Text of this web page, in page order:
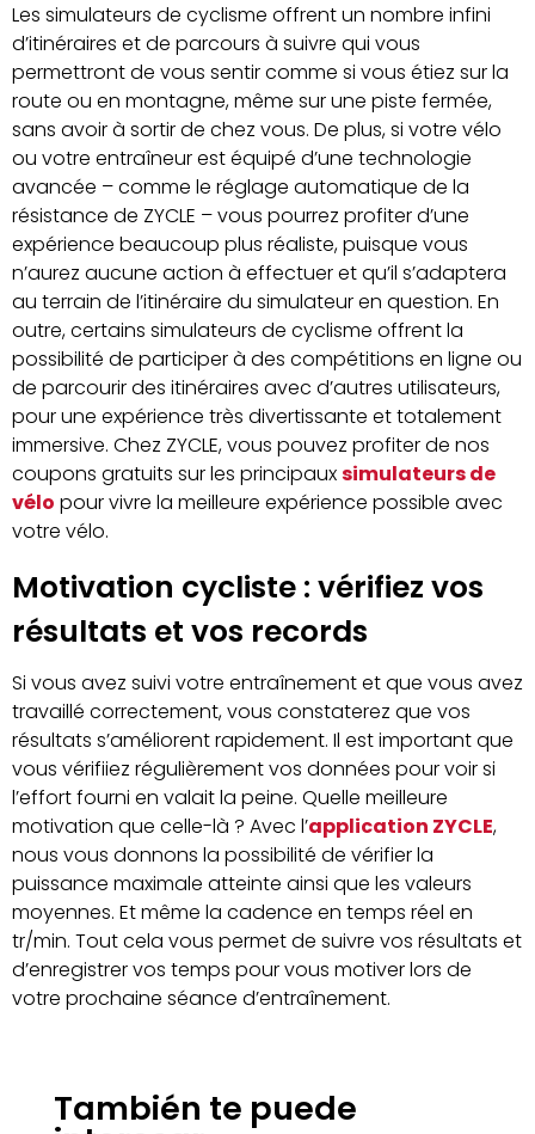
Les simulateurs de cyclisme offrent un nombre infini
d’itinéraires et de parcours à suivre qui vous
permettront de vous sentir comme si vous étiez sur la
route ou en montagne, même sur une piste fermée,
sans avoir à sortir de chez vous. De plus, si votre vélo
ou votre entraîneur est équipé d’une technologie
avancée – comme le réglage automatique de la
résistance de ZYCLE – vous pourrez profiter d’une
expérience beaucoup plus réaliste, puisque vous
n’aurez aucune action à effectuer et qu’il s’adaptera
au terrain de l’itinéraire du simulateur en question. En
outre, certains simulateurs de cyclisme offrent la
possibilité de participer à des compétitions en ligne ou
de parcourir des itinéraires avec d’autres utilisateurs,
pour une expérience très divertissante et totalement
immersive. Chez ZYCLE, vous pouvez profiter de nos
coupons gratuits sur les principauxsimulateurs de
vélo pour vivre la meilleure expérience possible avec
votre vélo.
Motivation cycliste : vérifiez vos
résultats et vos records
Si vous avez suivi votre entraînement et que vous avez
travaillé correctement, vous constaterez que vos
résultats s’améliorent rapidement. Il est important que
vous vérifiiez régulièrement vos données pour voir si
l’effort fourni en valait la peine. Quelle meilleure
motivation que celle-là ? Avec l’application ZYCLE,
nous vous donnons la possibilité de vérifier la
puissance maximale atteinte ainsi que les valeurs
moyennes. Et même la cadence en temps réel en
tr/min. Tout cela vous permet de suivre vos résultats et
d’enregistrer vos temps pour vous motiver lors de
votre prochaine séance d’entraînement.
También te puede